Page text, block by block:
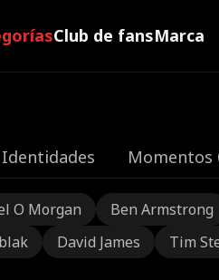
Club de fansMarca
Identidades Momentos
O Morgan Ben Armstrong
David James Tim